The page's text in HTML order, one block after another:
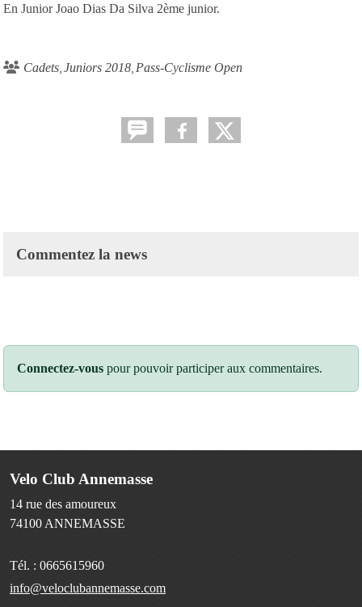
En Junior Joao Dias Da Silva 2ème junior.
Cadets Juniors 2018 Pass-Cyclisme Open
Commentez la news
Connectez-vous pour pouvoir participer aux commentaires.
Velo Club Annemasse
14 rue des amoureux
74100 ANNEMASSE
Tél. : 0665615960
info@veloclubannemasse.com